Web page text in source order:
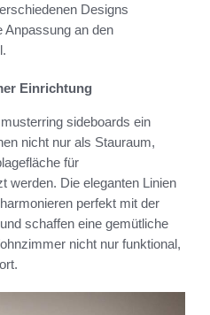
Designs
Anpassung an den
Einrichtung
sideboards ein
nicht nur als Stauraum,
für
werden. Die eleganten Linien
perfekt mit der
und schaffen eine gemütliche
nicht nur funktional,